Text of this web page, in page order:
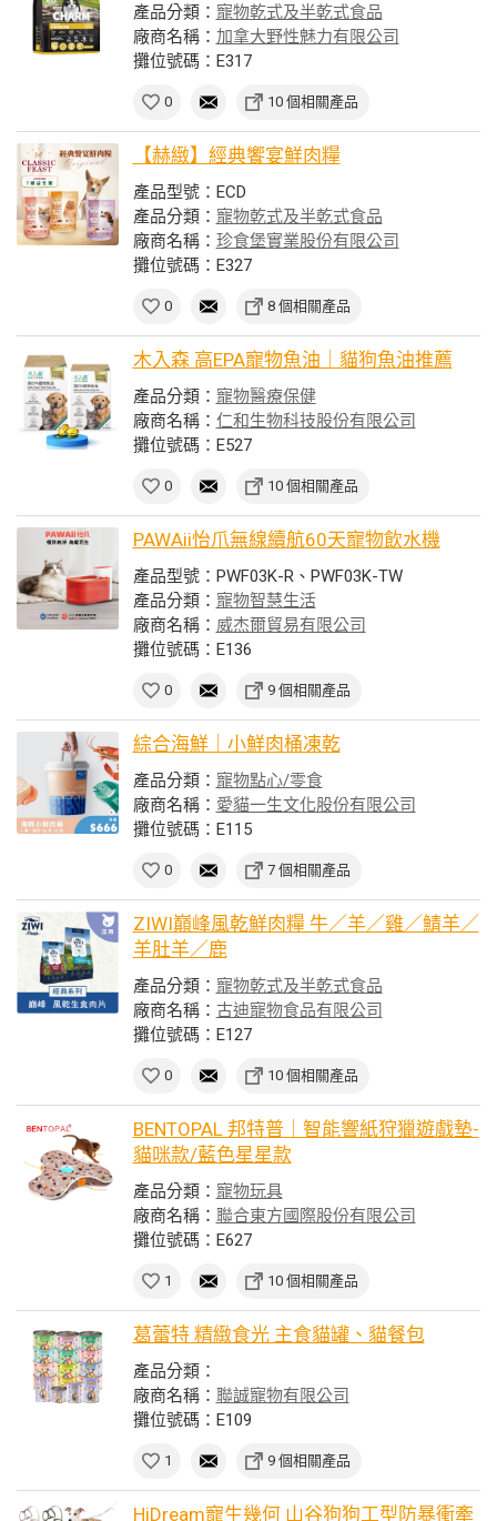
產品分類： 寵物乾式及半乾式食品
廠商名稱： 加拿大野性魅力有限公司
攤位號碼：E317
0 10 個相關產品
【赫緻】經典饗宴鮮肉糧
產品型號：ECD
產品分類： 寵物乾式及半乾式食品
廠商名稱： 珍食堡實業股份有限公司
攤位號碼：E327
0 8 個相關產品
木入森 高EPA寵物魚油｜貓狗魚油推薦
產品分類： 寵物醫療保健
廠商名稱： 仁和生物科技股份有限公司
攤位號碼：E527
0 10 個相關產品
PAWAii怡爪無線續航60天寵物飲水機
產品型號：PWF03K-R、PWF03K-TW
產品分類： 寵物智慧生活
廠商名稱： 威杰爾貿易有限公司
攤位號碼：E136
0 9 個相關產品
綜合海鮮｜小鮮肉桶凍乾
產品分類： 寵物點心/零食
廠商名稱： 愛貓一生文化股份有限公司
攤位號碼：E115
0 7 個相關產品
ZIWI巔峰風乾鮮肉糧 牛／羊／雞／鯖羊／
羊肚羊／鹿
產品分類： 寵物乾式及半乾式食品
廠商名稱： 古迪寵物食品有限公司
攤位號碼：E127
0 10 個相關產品
BENTOPAL 邦特普｜智能響紙狩獵遊戲墊-
貓咪款/藍色星星款
產品分類： 寵物玩具
廠商名稱： 聯合東方國際股份有限公司
攤位號碼：E627
1 10 個相關產品
葛蕾特 精緻食光 主食貓罐、貓餐包
產品分類：
廠商名稱： 聯誠寵物有限公司
攤位號碼：E109
1 9 個相關產品
HiDream寵生幾何 山谷狗狗工型防暴衝牽